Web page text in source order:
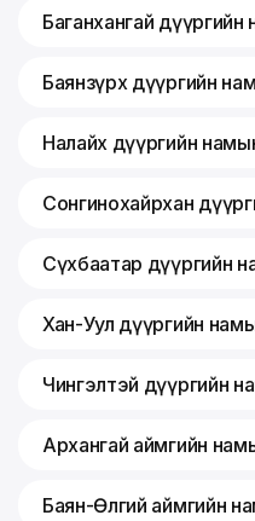
Баганхангай
Баянзүрх дүүргийн
Налайх дүүргийн
Сонгинохайрхан
Сүхбаатар дүүргийн
Хан-Уул дүүргийн
Чингэлтэй дүүргийн
Архангай аймгийн
Баян-Өлгий аймгийн